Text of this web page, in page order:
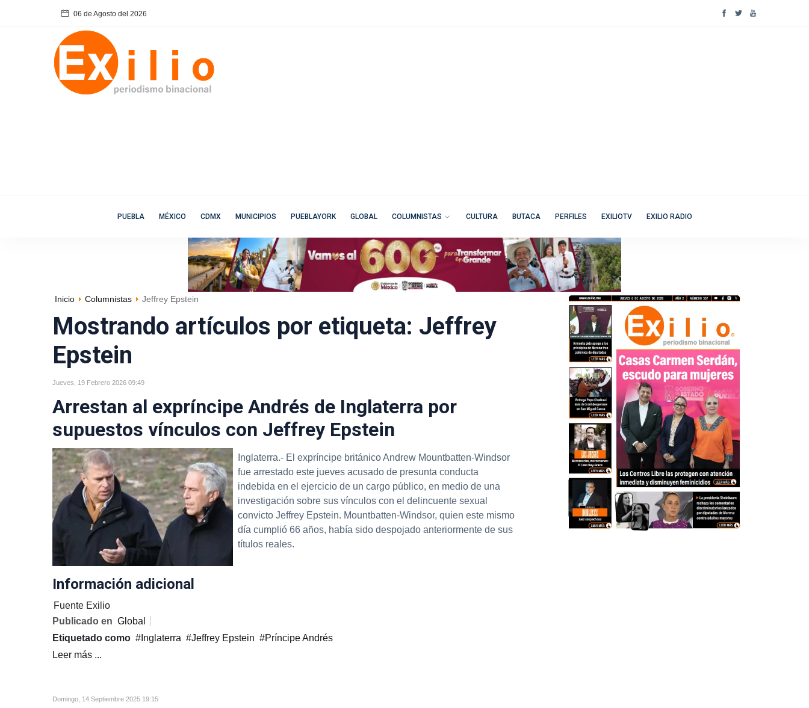
06 de Agosto del 2026
PUEBLA MÉXICO CDMX MUNICIPIOS PUEBLAYORK GLOBAL COLUMNISTAS CULTURA BUTACA PERFILES EXILIOTV EXILIO RADIO
Inicio Columnistas Jeffrey Epstein
Mostrando artículos por etiqueta: Jeffrey
Epstein
Jueves, 19 Febrero 2026 09:49
Arrestan al expríncipe Andrés de Inglaterra por
supuestos vínculos con Jeffrey Epstein
Inglaterra.- El expríncipe británico Andrew Mountbatten-Windsor
fue arrestado este jueves acusado de presunta conducta
indebida en el ejercicio de un cargo público, en medio de una
investigación sobre sus vínculos con el delincuente sexual
convicto Jeffrey Epstein. Mountbatten-Windsor, quien este mismo
día cumplió 66 años, había sido despojado anteriormente de sus
títulos reales.
Información adicional
Fuente Exilio
Publicado en Global
Etiquetado como
Inglaterra Jeffrey Epstein
Príncipe Andrés
Leer más ...
Domingo, 14 Septiembre 2025 19:15